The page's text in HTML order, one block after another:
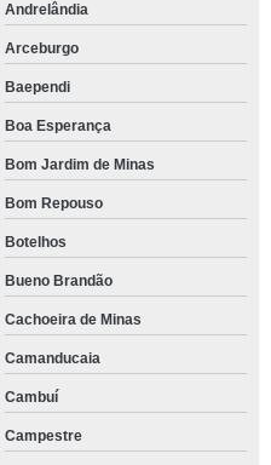
Andrelândia
Arceburgo
Baependi
Boa Esperança
Bom Jardim de Minas
Bom Repouso
Botelhos
Bueno Brandão
Cachoeira de Minas
Camanducaia
Cambuí
Campestre